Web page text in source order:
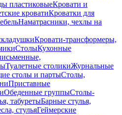
пластиковыеКровати и
кроватиКроватки для
Наматрасники, чехлы на
Кровати-трансформеры,
СтолыКухонные
Туалетные столикиЖурнальные
столы и партыСтолы,
Приставные
Обеденные группыСтолы-
табуретыБарные стулья,
стульяГеймерские